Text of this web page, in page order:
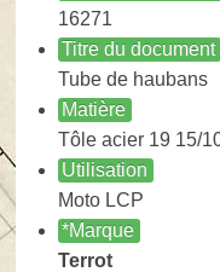
16271
Titre du document
Tube de haubans
Matière
Tôle acier 19 15/
Utilisation
Moto LCP
*Marque
Terrot